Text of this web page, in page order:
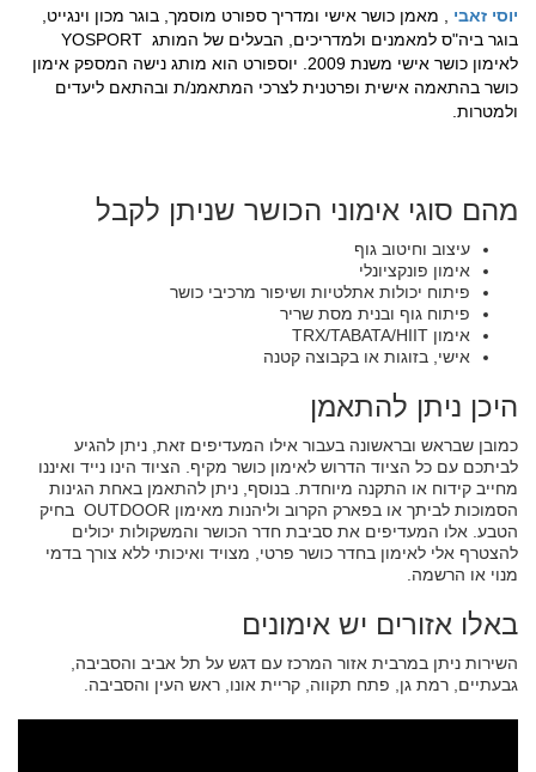
יוסי זאבי , מאמן כושר אישי ומדריך ספורט מוסמך, בוגר מכון וינגייט,
בוגר ביה"ס למאמנים ולמדריכים, הבעלים של המותג YOSPORT
לאימון כושר אישי משנת 2009. יוספורט הוא מותג נישה המספק אימון
כושר בהתאמה אישית ופרטנית לצרכי המתאמנ/ת ובהתאם ליעדים
ולמטרות.
מהם סוגי אימוני הכושר שניתן לקבל
עיצוב וחיטוב גוף
אימון פונקציונלי
פיתוח יכולות אתלטיות ושיפור מרכיבי כושר
פיתוח גוף ובנית מסת שריר
אימון TRX/TABATA/HIIT
אישי, בזוגות או בקבוצה קטנה
היכן ניתן להתאמן
כמובן שבראש ובראשונה בעבור אילו המעדיפים זאת, ניתן להגיע
לביתכם עם כל הציוד הדרוש לאימון כושר מקיף. הציוד הינו נייד ואיננו
מחייב קידוח או התקנה מיוחדת. בנוסף, ניתן להתאמן באחת הגינות
הסמוכות לביתך או בפארק הקרוב וליהנות מאימון OUTDOOR בחיק
הטבע. אלו המעדיפים את סביבת חדר הכושר והמשקולות יכולים
להצטרף אלי לאימון בחדר כושר פרטי, מצויד ואיכותי ללא צורך בדמי
מנוי או הרשמה.
באלו אזורים יש אימונים
השירות ניתן במרבית אזור המרכז עם דגש על תל אביב והסביבה,
גבעתיים, רמת גן, פתח תקווה, קריית אונו, ראש העין והסביבה.